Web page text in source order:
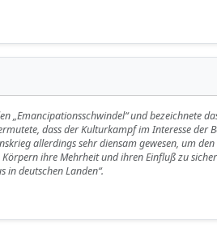
„Emancipationsschwindel“ und bezeichnete
dass der Kulturkampf im Interesse der
allerdings sehr diensam gewesen, um
ihre Mehrheit und ihren Einfluß zu
in deutschen Landen“.